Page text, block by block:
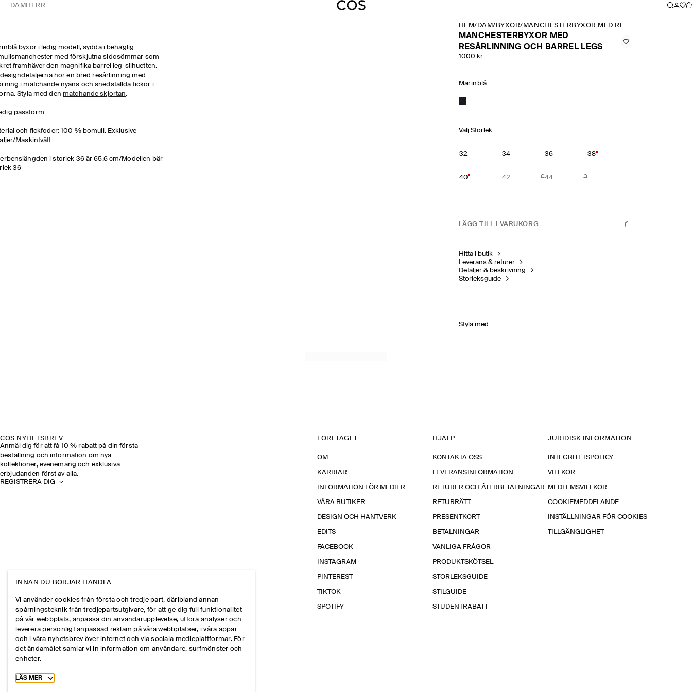
DAM HERR
byxor i ledig modell, sydda i behaglig
med förskjutna sidosömmar som
framhäver den magnifika barrel leg-silhuetten.
hör en bred resårlinning med
i matchande nyans och snedställda fickor i
Styla med den matchande skjortan.
passform
och fickfoder: 100 % bomull. Exklusive
Maskintvätt
i storlek 36 är 65,6 cm/Modellen bär
36
HEM/ DAM/ BYXOR/ MANCHESTERBYXOR MED RESÅRLINNING OCH
MANCHESTERBYXOR MED
RESÅRLINNING OCH BARREL LEGS
1000 kr
Marinblå
Välj Storlek
32 34 36 38
40 42 44
LÄGG TILL I VARUKORG
Hitta i butik
Leverans & returer
Detaljer & beskrivning
Storleksguide
Styla med
COS NYHETSBREV
Anmäl dig för att få 10 % rabatt på din första
beställning och information om nya
kollektioner, evenemang och exklusiva
erbjudanden först av alla.
REGISTRERA DIG
FÖRETAGET
OM
KARRIÄR
INFORMATION FÖR MEDIER
VÅRA BUTIKER
DESIGN OCH HANTVERK
EDITS
FACEBOOK
INSTAGRAM
PINTEREST
TIKTOK
SPOTIFY
HJÄLP
KONTAKTA OSS
LEVERANSINFORMATION
RETURER OCH ÅTERBETALNINGAR
RETURRÄTT
PRESENTKORT
BETALNINGAR
VANLIGA FRÅGOR
PRODUKTSKÖTSEL
STORLEKSGUIDE
STILGUIDE
STUDENTRABATT
JURIDISK INFORMATION
INTEGRITETSPOLICY
VILLKOR
MEDLEMSVILLKOR
COOKIEMEDDELANDE
INSTÄLLNINGAR FÖR COOKIES
TILLGÄNGLIGHET
INNAN DU BÖRJAR HANDLA
Vi använder cookies från första och tredje part, däribland annan
spårningsteknik från tredjepartsutgivare, för att ge dig full funktionalitet
på vår webbplats, anpassa din användarupplevelse, utföra analyser och
leverera personligt anpassad reklam på våra webbplatser, i våra appar
och i våra nyhetsbrev över internet och via sociala medieplattformar. För
det ändamålet samlar vi in information om användare, surfmönster och
enheter.
Toggle more cookie information
LÄS MER